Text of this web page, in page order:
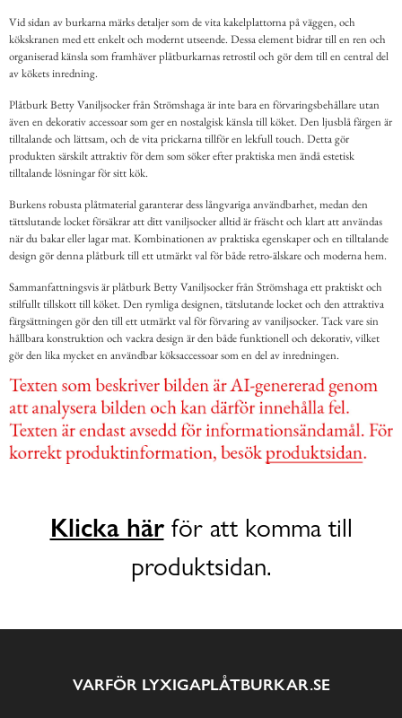
Vid sidan av burkarna märks detaljer som de vita kakelplattorna på väggen, och
kökskranen med ett enkelt och modernt utseende. Dessa element bidrar till en ren och
organiserad känsla som framhäver plåtburkarnas retrostil och gör dem till en central del
av kökets inredning.
Plåtburk Betty Vaniljsocker från Strömshaga är inte bara en förvaringsbehållare utan
även en dekorativ accessoar som ger en nostalgisk känsla till köket. Den ljusblå färgen är
tilltalande och lättsam, och de vita prickarna tillför en lekfull touch. Detta gör
produkten särskilt attraktiv för dem som söker efter praktiska men ändå estetisk
tilltalande lösningar för sitt kök.
Burkens robusta plåtmaterial garanterar dess långvariga användbarhet, medan den
tättslutande locket försäkrar att ditt vaniljsocker alltid är fräscht och klart att användas
när du bakar eller lagar mat. Kombinationen av praktiska egenskaper och en tilltalande
design gör denna plåtburk till ett utmärkt val för både retro-älskare och moderna hem.
Sammanfattningsvis är plåtburk Betty Vaniljsocker från Strömshaga ett praktiskt och
stilfullt tillskott till köket. Den rymliga designen, tätslutande locket och den attraktiva
färgsättningen gör den till ett utmärkt val för förvaring av vaniljsocker. Tack vare sin
hållbara konstruktion och vackra design är den både funktionell och dekorativ, vilket
gör den lika mycket en användbar köksaccessoar som en del av inredningen.
Klicka härför att komma till
produktsidan.
VARFÖR LYXIGAPLÅTBURKAR.SE